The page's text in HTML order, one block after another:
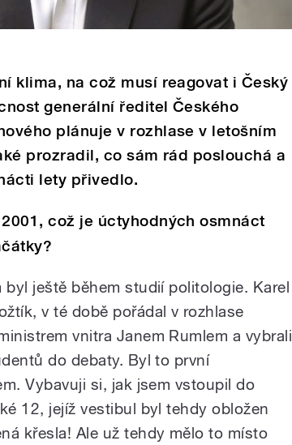
klima, na což musí reagovat i Český
generální ředitel Českého
plánuje v rozhlase v letošním
prozradil, co sám rád poslouchá a
lety přivedlo.
což je úctyhodných osmnáct
ještě během studií politologie. Karel
v té době pořádal v rozhlase
vnitra Janem Rumlem a vybrali
do debaty. Byl to první
Vybavuji si, jak jsem vstoupil do
12, jejíž vestibul byl tehdy obložen
křesla! Ale už tehdy mělo to místo